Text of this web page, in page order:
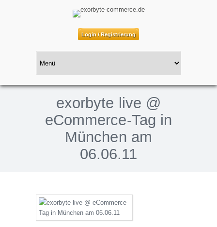
Login / Registrierung
exorbyte live @
eCommerce-Tag in
München am
06.06.11